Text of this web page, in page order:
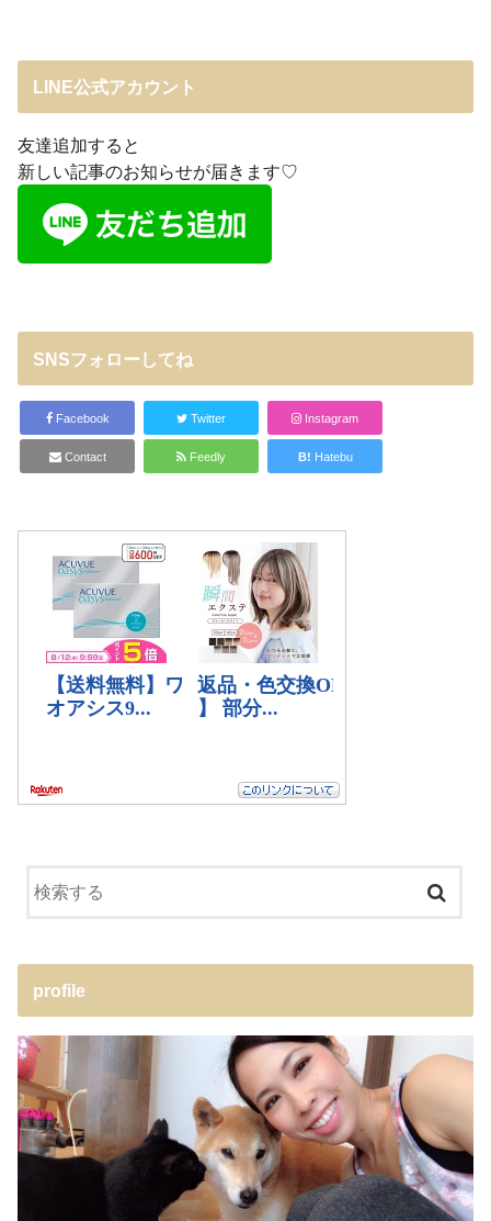
LINE公式アカウント
友達追加すると
新しい記事のお知らせが届きます♡
SNSフォローしてね
Facebook Twitter Instagram
Contact Feedly B! Hatebu
profile